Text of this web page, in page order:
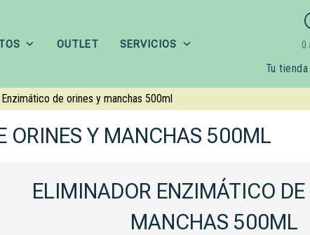
OUTLET SERVICIOS
Tu tienda
0
de orines y manchas 500ml
ORINES Y MANCHAS 500ML
ELIMINADOR ENZIMÁTICO DE
MANCHAS 500ML